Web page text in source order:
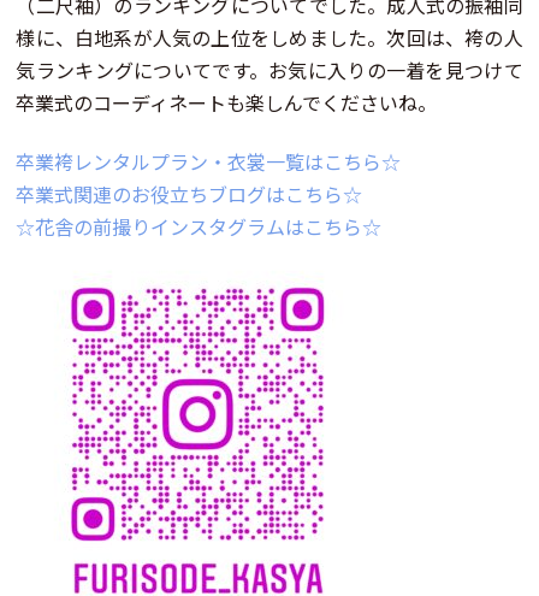
（二尺袖）のランキングについてでした。成人式の振袖同
様に、白地系が人気の上位をしめました。次回は、袴の人
気ランキングについてです。お気に入りの一着を見つけて
卒業式のコーディネートも楽しんでくださいね。
卒業袴レンタルプラン・衣裳一覧はこちら☆
卒業式関連のお役立ちブログはこちら☆
☆花舎の前撮りインスタグラムはこちら☆